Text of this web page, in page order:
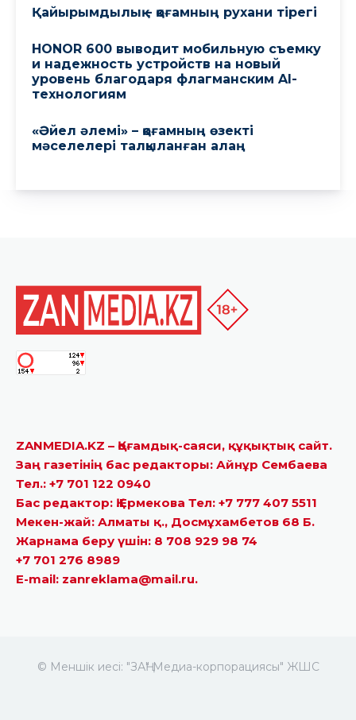
ZANMEDIA.KZ – Қоғамдық-саяси, құқықтық сайт.
Заң газетінің бас редакторы: Айнұр Сембаева
Тел.: +7 701 122 0940
Бас редактор: Қ.Ермекова Тел: +7 777 407 5511
Мекен-жай: Алматы қ., Досмұхамбетов 68 Б.
Жарнама беру үшін: 8 708 929 98 74
+7 701 276 8989
E-mail: zanreklama@mail.ru.
© Меншік иесі: "ЗАҢ" Медиа-корпорациясы" ЖШС